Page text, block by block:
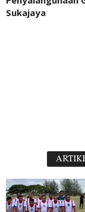
Sukajaya